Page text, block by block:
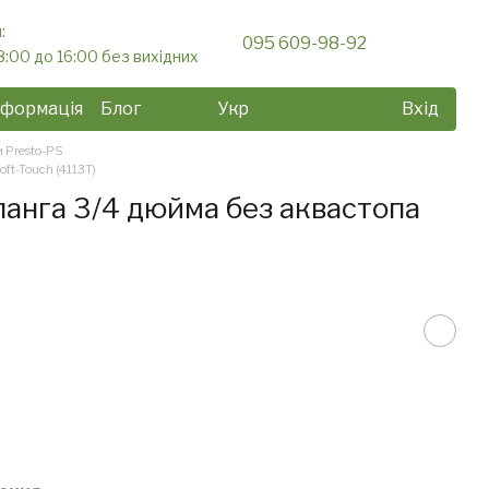
до 16:00 без вихідних
095 609-98-92
Блог
Укр Вхід
Presto-PS
Touch (4113T)
3/4 дюйма без аквастопа